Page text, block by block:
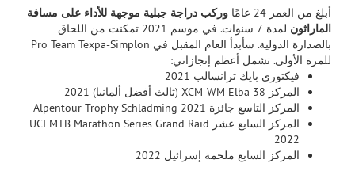
أبلغ من العمر 24 عامًا
وركب دراجة جبلية موجهة للأداء على مسافة
الماراثون
لمدة 7 سنوات. في موسم 2021 تمكنت من اللحاق
بالصدارة الدولية. سأبدأ العام المقبل في Pro Team Texpa-Simplon
للمرة الأولى. تشمل أعظم إنجازاتي:
فيكتوري بايك ترانسالب 2021
المركز 38 XCM-WM Elba (ثالث أفضل ألمانيا) 2021
المركز التاسع جائزة Alpentour Trophy Schladming 2021
المركز السابع عشر UCI MTB Marathon Series Grand Raid
2022
المركز السابع ملحمة إسرائيل 2022